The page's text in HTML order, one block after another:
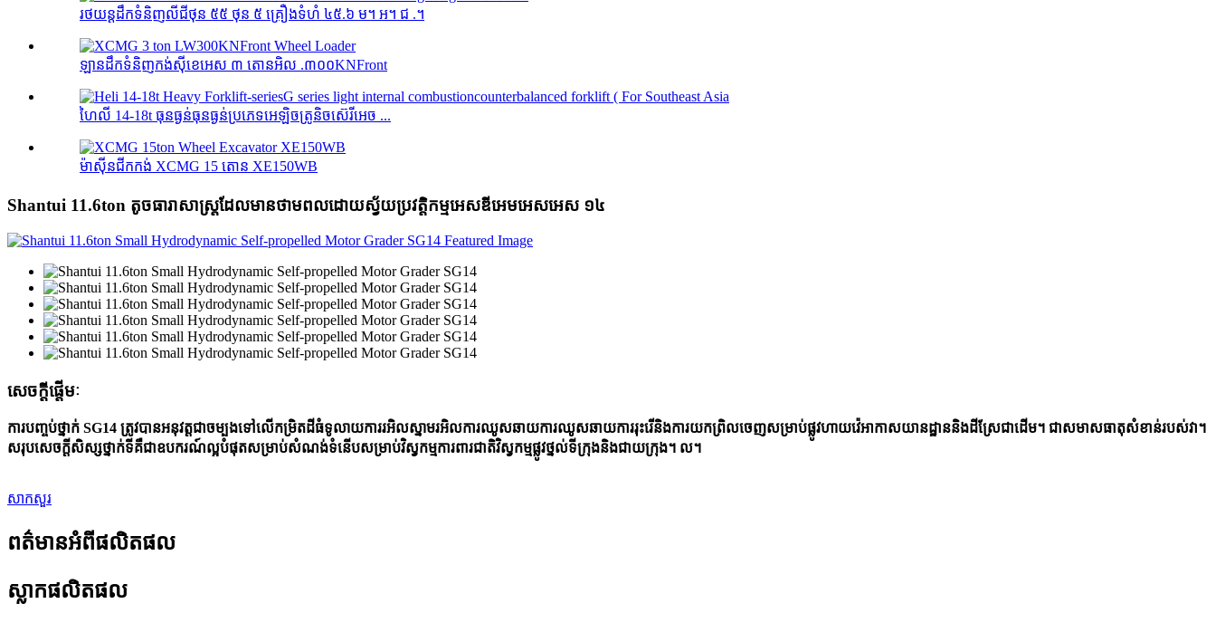
រថយន្ដដឹកទំនិញលីជីថុន ៥៥ ថុន ៥ គ្រឿងទំហំ ៤៥.៦ ម។ អ។ ជ .។
ឡានដឹកទំនិញកង់ស៊ីខេអេស ៣ តោនអិល .៣០០KNFront
ហៃលី 14-18t ធុនធ្ងន់ធុនធ្ងន់ប្រភេទអេឡិចត្រូនិចស៊េរីអេច ...
ម៉ាស៊ីនជីកកង់ XCMG 15 តោន XE150WB
Shantui 11.6ton តូចធារាសាស្ត្រដែលមានថាមពលដោយស្វ័យប្រវត្តិកម្មអេសឌីអេមអេសអេស ១៤
សេចក្តីផ្តើមៈ
ការបញ្ចប់ថ្នាក់ SG14 ត្រូវបានអនុវត្តជាចម្បងទៅលើកម្រិតដីធំទូលាយការរអិលស្នាមរអិលការឈូសឆាយការឈូសឆាយការរុះរើនិងការយកព្រិលចេញសម្រាប់ផ្លូវហាយវ៉េអាកាសយានដ្ឋាននិងដីស្រែជាដើម។ ជាសមាសធាតុសំខាន់របស់វា។
សរុបសេចក្តីសិស្សថ្នាក់ទីគឺជាឧបករណ៍ល្អបំផុតសម្រាប់សំណង់ទំនើបសម្រាប់វិស្វកម្មការពារជាតិវិស្វកម្មផ្លូវថ្នល់ទីក្រុងនិងជាយក្រុង។ ល។
សាកសួរ
ពត៌មានអំពីផលិតផល
ស្លាកផលិតផល